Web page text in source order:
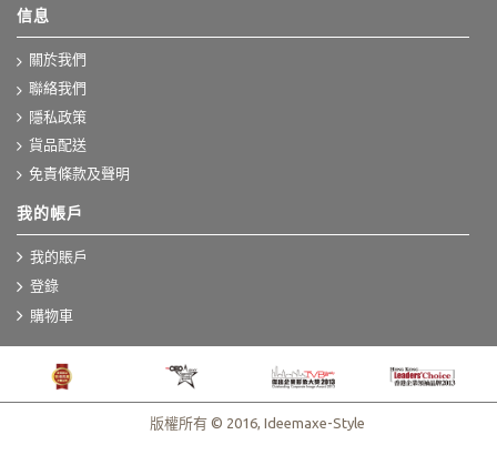
信息
關於我們
聯絡我們
隱私政策
貨品配送
免責條款及聲明
我的帳戶
我的賬戶
登錄
購物車
版權所有 © 2016, Ideemaxe-Style